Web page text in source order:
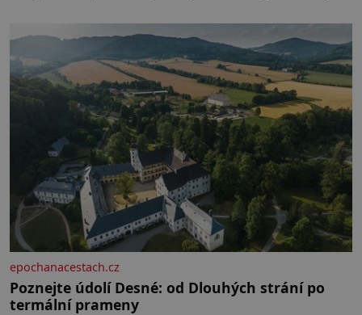
posypání Postup: Oddělte žloutky od bílků. Žloutky
vyšlehejte s cukrem do světlé pěny a postupně do nich
vmíchejte mascarpone, aby vznikl hladký
epochanacestach.cz
Poznejte údolí Desné: od Dlouhých strání po
termální prameny